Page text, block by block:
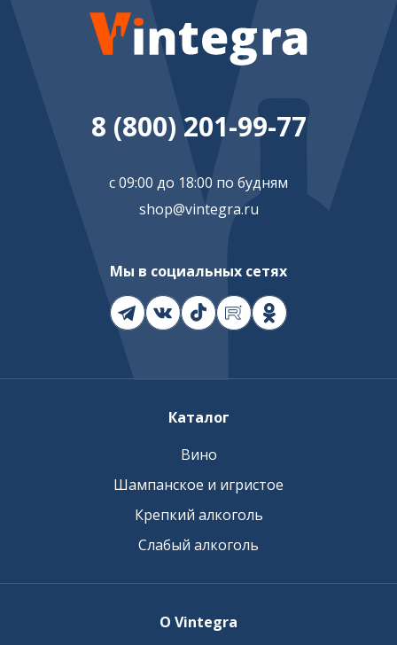
8 (800) 201-99-77
с 09:00 до 18:00 по будням
shop@vintegra.ru
Мы в социальных сетях
Каталог
Вино
Шампанское и игристое
Крепкий алкоголь
Слабый алкоголь
О Vintegra